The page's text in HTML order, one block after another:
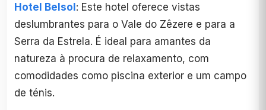
Hotel Belsol: Este hotel oferece vistas
deslumbrantes para o Vale do Zêzere e para a
Serra da Estrela. É ideal para amantes da
natureza à procura de relaxamento, com
comodidades como piscina exterior e um campo
de ténis.